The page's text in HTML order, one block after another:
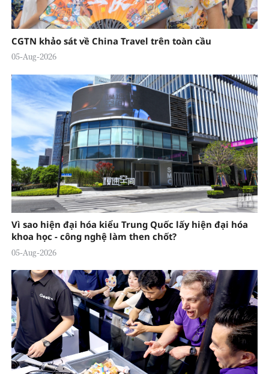
CGTN khảo sát về China Travel trên toàn cầu
05-Aug-2026
Vì sao hiện đại hóa kiểu Trung Quốc lấy hiện đại hóa
khoa học - công nghệ làm then chốt?
05-Aug-2026